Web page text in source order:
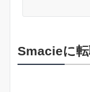
Smacieに